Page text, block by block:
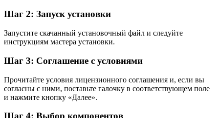
Шаг 2: Запуск установки
Запустите скачанный установочный файл и следуйте
инструкциям мастера установки.
Шаг 3: Соглашение с условиями
Прочитайте условия лицензионного соглашения и, если вы
согласны с ними, поставьте галочку в соответствующем поле
и нажмите кнопку «Далее».
Шаг 4: Выбор компонентов